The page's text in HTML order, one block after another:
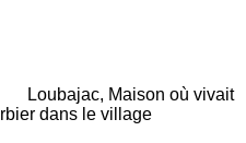
où vivait
dans le village